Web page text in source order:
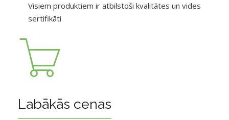
Visiem produktiem ir atbilstoši kvalitātes un vides
sertifikāti
Labākās cenas